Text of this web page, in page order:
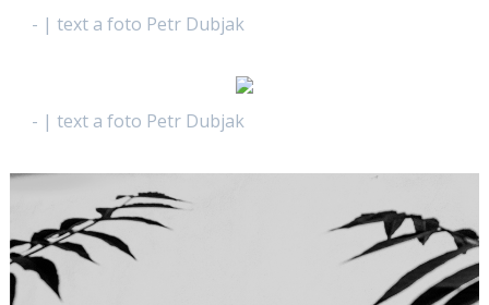
- | text a foto Petr Dubjak
- | text a foto Petr Dubjak